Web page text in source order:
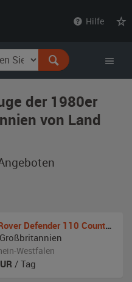
Hilfe
der 1980er
von Land
Defender 110 County V8
Großbritannien
Westfalen
/ Tag